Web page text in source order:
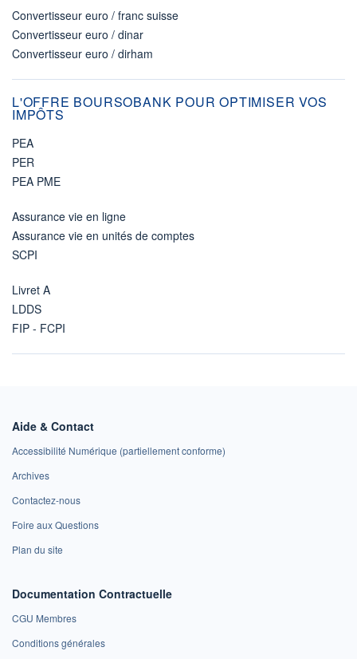
Convertisseur euro / franc suisse
Convertisseur euro / dinar
Convertisseur euro / dirham
L'OFFRE BOURSOBANK POUR OPTIMISER VOS
IMPÔTS
PEA
PER
PEA PME
Assurance vie en ligne
Assurance vie en unités de comptes
SCPI
Livret A
LDDS
FIP - FCPI
Aide & Contact
Accessibilité Numérique (partiellement conforme)
Archives
Contactez-nous
Foire aux Questions
Plan du site
Documentation Contractuelle
CGU Membres
Conditions générales